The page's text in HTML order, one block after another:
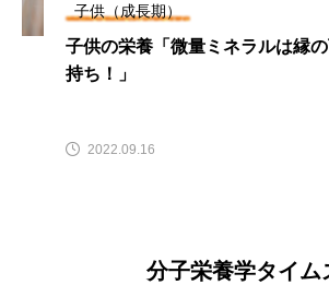
子供（成長期）
子供の栄養「微量ミネラルは縁
持ち！」
2022.09.16
分子栄養学タイム